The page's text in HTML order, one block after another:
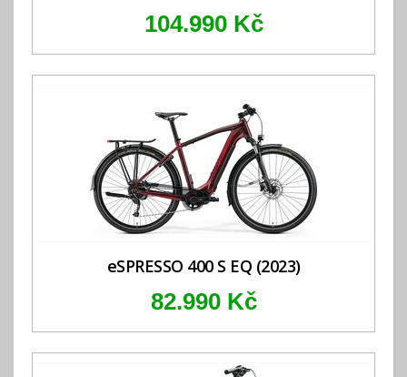
104.990 Kč
eSPRESSO 400 S EQ (2023)
82.990 Kč